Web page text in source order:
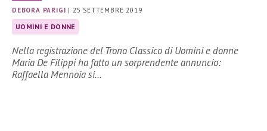
DEBORA PARIGI | 25 SETTEMBRE 2019
UOMINI E DONNE
Nella registrazione del Trono Classico di Uomini e donne
Maria De Filippi ha fatto un sorprendente annuncio:
Raffaella Mennoia si…